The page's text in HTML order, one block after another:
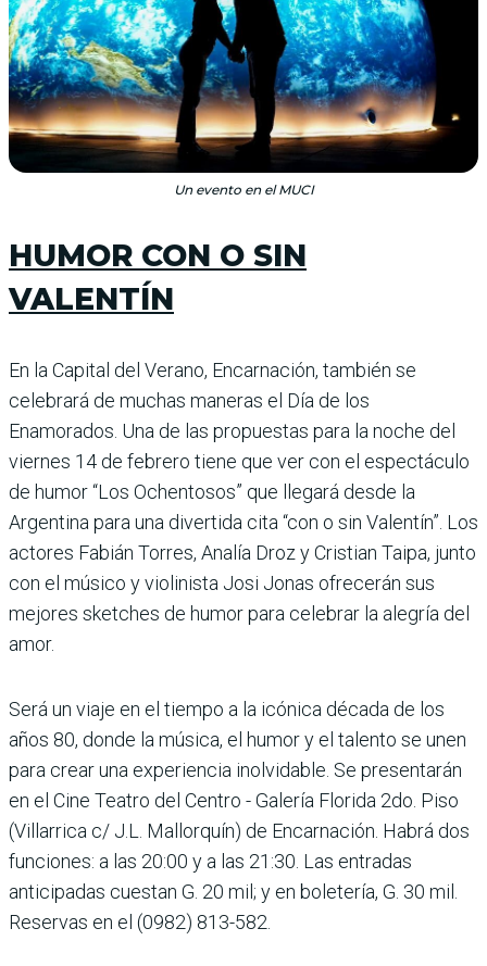
Un evento en el MUCI
HUMOR CON O SIN
VALENTÍN
En la Capital del Verano, Encarnación, también se
celebrará de muchas maneras el Día de los
Enamorados. Una de las propuestas para la noche del
viernes 14 de febrero tiene que ver con el espectáculo
de humor “Los Ochentosos” que lle­gará desde la
Argentina para una divertida cita “con o sin Valentín”. Los
actores Fabián Torres, Analía Droz y Cristian Taipa, junto
con el músico y violinista Josi Jonas ofrecerán sus
mejores sketches de humor para celebrar la alegría del
amor.
Será un viaje en el tiempo a la icónica década de los
años 80, donde la música, el humor y el talento se unen
para crear una experiencia inolvidable. Se presentarán
en el Cine Teatro del Centro - Galería Florida 2do. Piso
(Villarrica c/ J.L. Mallorquín) de Encarnación. Habrá dos
funciones: a las 20:00 y a las 21:30. Las entradas
anticipadas cuestan G. 20 mil; y en boletería, G. 30 mil.
Reservas en el (0982) 813-582.